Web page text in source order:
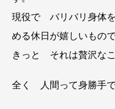
現役で バリバリ身体
める休日が嬉しいもので
きっと それは贅沢なこ
全く 人間って身勝手で